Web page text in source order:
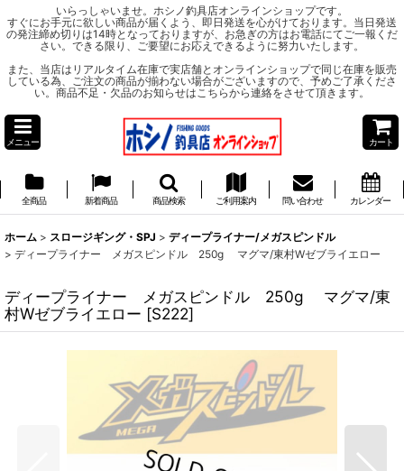
いらっしゃいませ。ホシノ釣具店オンラインショップです。
すぐにお手元に欲しい商品が届くよう、即日発送を心がけております。当日発送
の発注締め切りは14時となっておりますが、お急ぎの方はお電話にてご一報くだ
さい。できる限り、ご要望にお応えできるように努力いたします。
また、当店はリアルタイム在庫で実店舗とオンラインショップで同じ在庫を販売
している為、ご注文の商品が揃わない場合がございますので、予めご了承くださ
い。商品不足・欠品のお知らせはこちらから連絡をさせて頂きます。
メニュー カート
全商品 新着商品 商品検索 ご利用案内 問い合わせ カレンダー
ホーム > スロージギング・SPJ > ディープライナー/メガスピンドル
> ディープライナー メガスピンドル 250g マグマ/東村Wゼブライエロー
ディープライナー メガスピンドル 250g マグマ/東
村Wゼブライエロー [S222]